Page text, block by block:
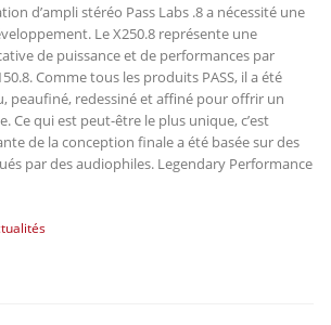
d’ampli stéréo Pass Labs .8 a nécessité une
Le X250.8 représente une
de puissance et de performances par
Comme tous les produits PASS, il a été
peaufiné, redessiné et affiné pour offrir un
Ce qui est peut-être le plus unique, c’est
de la conception finale a été basée sur des
par des audiophiles. Legendary Performance